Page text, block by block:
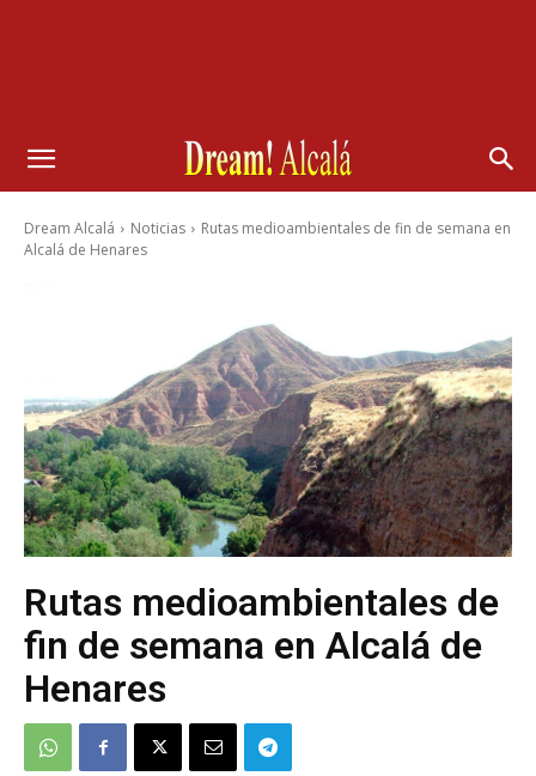
Dream Alcalá Noticias
Rutas medioambientales de fin de semana en
Alcalá de Henares
Rutas medioambientales de
fin de semana en Alcalá de
Henares